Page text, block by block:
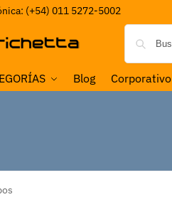
(+54) 011 5272-5002
Blog Corporativo